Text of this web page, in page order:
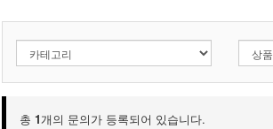
총 1개의 문의가 등록되어 있습니다.